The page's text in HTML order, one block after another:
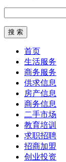
首页
生活服务
商务服务
供求信息
房产信息
商务信息
二手市场
教育培训
求职招聘
招商加盟
创业投资